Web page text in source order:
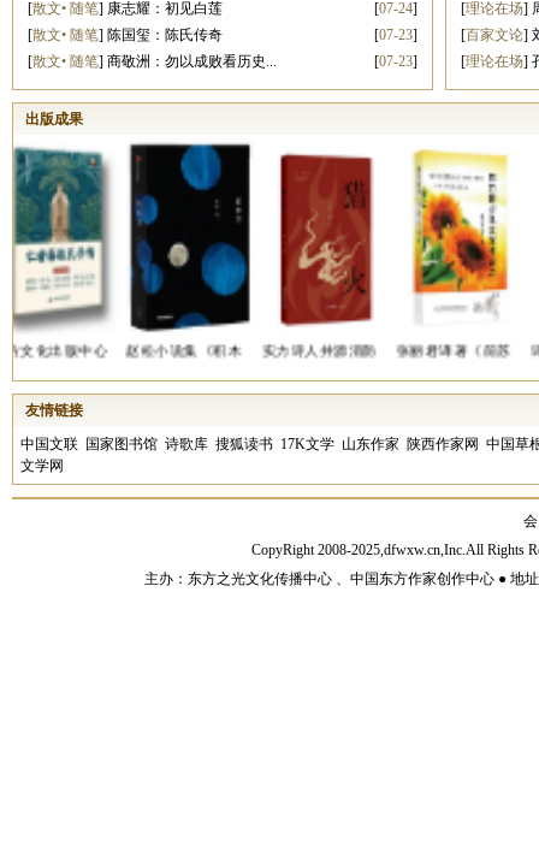
[07-24]
[散文• 随笔] 康志耀：初见白莲
[07-23]
[散文• 随笔] 陈国玺：陈氏传奇
[07-23]
[散文• 随笔] 商敬洲：勿以成败看历史...
[理论在场]
[百家文论]
[理论在场]
出版成果
文化出版中心 赵松小说集《积木 实力诗人井源消防 张丽君译著《前苏
实力作家王涛同志 《东方文学》杂志 实力作家马国顺散 东
友情链接
中国文联 国家图书馆 诗歌库 搜狐读书 17K文学 山东作家 陕西作家网 中国草
文学网
CopyRight 2008-2025,dfwxw.cn,Inc.All Rights
主办：东方之光文化传播中心 、中国东方作家创作中心 ● 地